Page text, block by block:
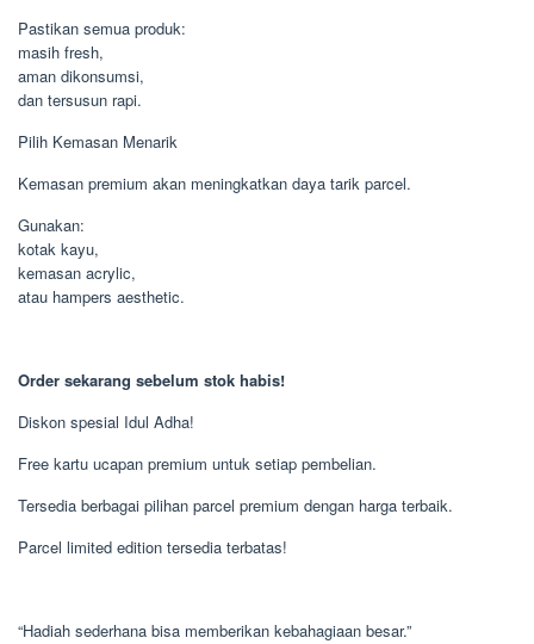
Pastikan semua produk:
masih fresh,
aman dikonsumsi,
dan tersusun rapi.
Pilih Kemasan Menarik
Kemasan premium akan meningkatkan daya tarik parcel.
Gunakan:
kotak kayu,
kemasan acrylic,
atau hampers aesthetic.
Order sekarang sebelum stok habis!
Diskon spesial Idul Adha!
Free kartu ucapan premium untuk setiap pembelian.
Tersedia berbagai pilihan parcel premium dengan harga terbaik.
Parcel limited edition tersedia terbatas!
“Hadiah sederhana bisa memberikan kebahagiaan besar.”